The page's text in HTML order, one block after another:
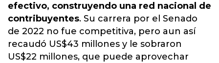
efectivo, construyendo una red nacional de
contribuyentes. Su carrera por el Senado
de 2022 no fue competitiva, pero aun así
recaudó US$43 millones y le sobraron
US$22 millones, que puede aprovechar